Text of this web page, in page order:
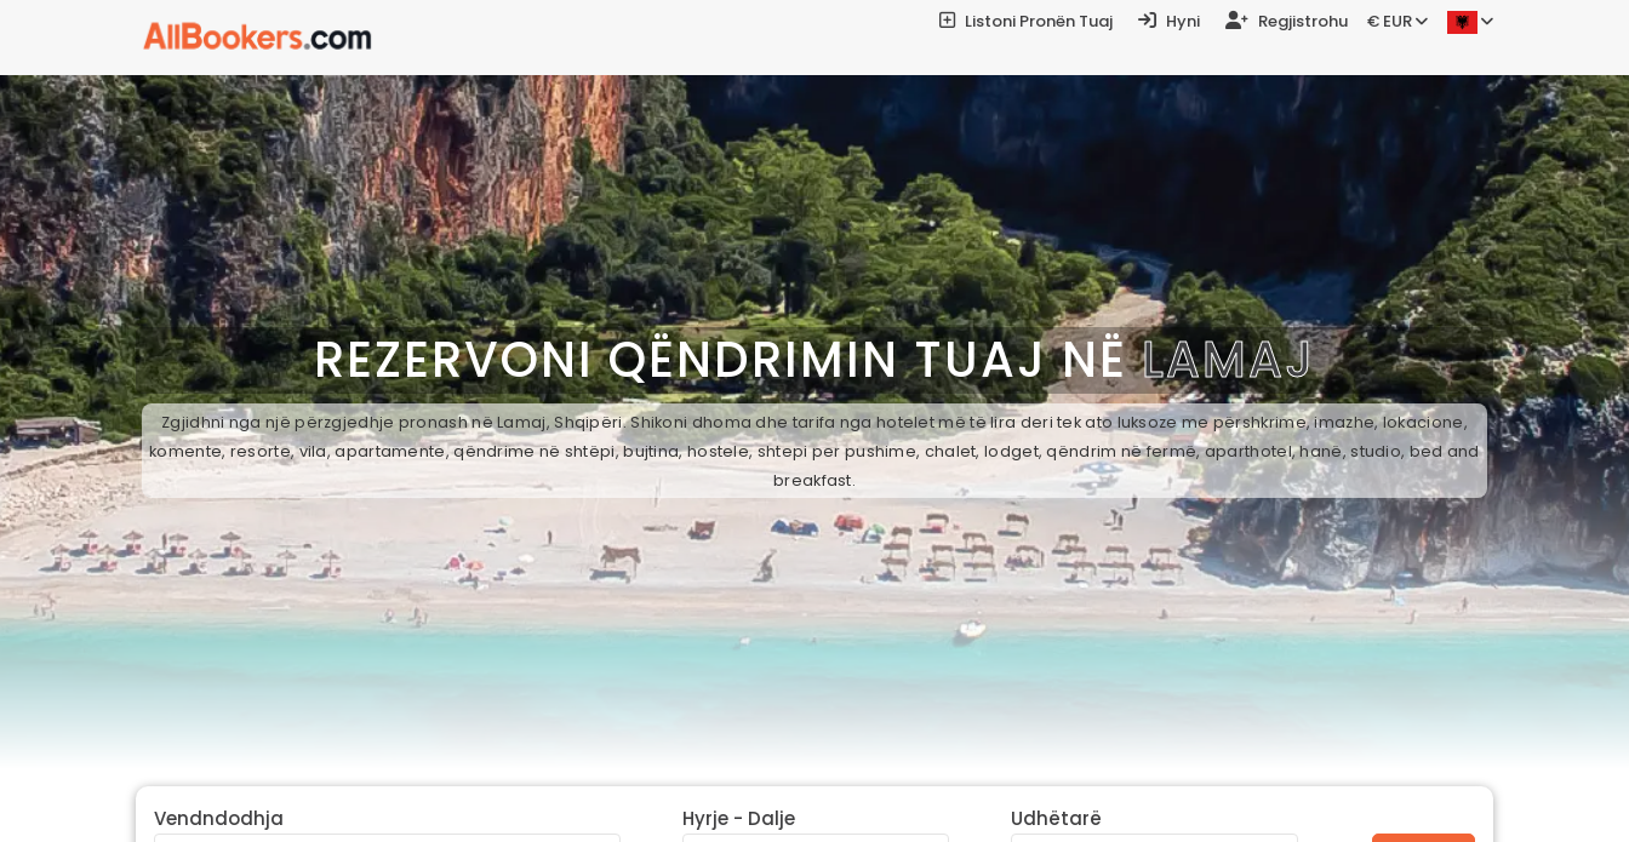
Listoni Pronën Tuaj Hyni Regjistrohu € EUR
REZERVONI QËNDRIMIN TUAJ NËLAMAJ
Zgjidhni nga një përzgjedhje pronash në Lamaj, Shqipëri. Shikoni dhoma dhe tarifa nga hotelet më të lira deri tek ato luksoze me përshkrime, imazhe, lokacione,
komente, resorte, vila, apartamente, qëndrime në shtëpi, bujtina, hostele, shtepi per pushime, chalet, lodget, qëndrim në fermë, aparthotel, hanë, studio, bed and
breakfast.
Vendndodhja Hyrje - Dalje
Udhëtarë